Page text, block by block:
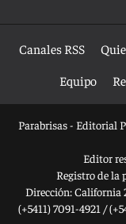
Canales RSS
Equipo
Parabrisas - Editorial
Editor
Registro de la
Dirección:California
(+5411) 7091-4921 /